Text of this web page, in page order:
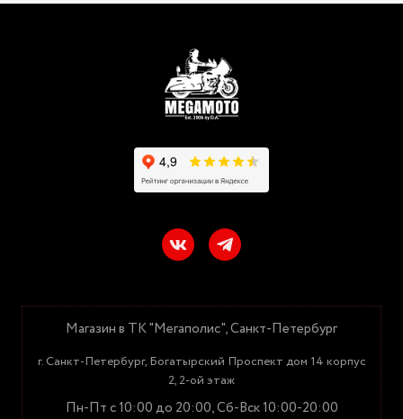
Магазин в ТК "Мегаполис", Санкт-Петербург
г. Санкт-Петербург, Богатырский Проспект дом 14 корпус
2, 2-ой этаж
Пн-Пт с 10:00 до 20:00, Сб-Вск 10:00-20:00